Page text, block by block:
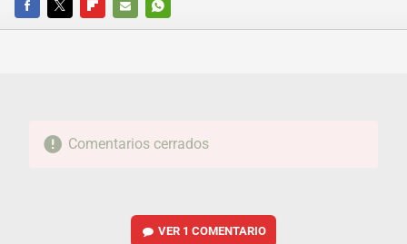
FACEBOOKTWITTERFLIPBOARD
E-
WHATSAPP
Comentarios cerrados
VER 1 COMENTARIO